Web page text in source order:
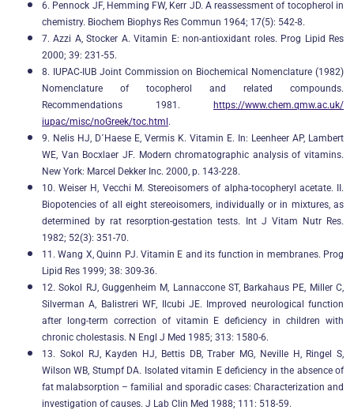
6. Pennock JF, Hemming FW, Kerr JD. A reassessment of tocopherol in
chemistry. Biochem Biophys Res Commun 1964; 17(5): 542-8.
7. Azzi A, Stocker A. Vitamin E: non-antioxidant roles. Prog Lipid Res
2000; 39: 231-55.
8. IUPAC-IUB Joint Commission on Biochemical Nomenclature (1982)
Nomenclature of tocopherol and related compounds.
Recommendations 1981.
https://www.chem.qmw.ac.uk/
iupac/misc/noGreek/toc.html .
9. Nelis HJ, D´Haese E, Vermis K. Vitamin E. In: Leenheer AP, Lambert
WE, Van Bocxlaer JF. Modern chromatographic analysis of vitamins.
New York: Marcel Dekker Inc. 2000, p. 143-228.
10. Weiser H, Vecchi M. Stereoisomers of alpha-tocopheryl acetate. II.
Biopotencies of all eight stereoisomers, individually or in mixtures, as
determined by rat resorption-gestation tests. Int J Vitam Nutr Res.
1982; 52(3): 351-70.
11. Wang X, Quinn PJ. Vitamin E and its function in membranes. Prog
Lipid Res 1999; 38: 309-36.
12. Sokol RJ, Guggenheim M, Lannaccone ST, Barkahaus PE, Miller C,
Silverman A, Balistreri WF, Ilcubi JE. Improved neurological function
after long-term correction of vitamin E deficiency in children with
chronic cholestasis. N Engl J Med 1985; 313: 1580-6.
13. Sokol RJ, Kayden HJ, Bettis DB, Traber MG, Neville H, Ringel S,
Wilson WB, Stumpf DA. Isolated vitamin E deficiency in the absence of
fat malabsorption – familial and sporadic cases: Characterization and
investigation of causes. J Lab Clin Med 1988; 111: 518-59.